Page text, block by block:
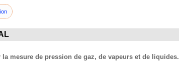
mesure de pression de gaz, de vapeurs et de liquides.